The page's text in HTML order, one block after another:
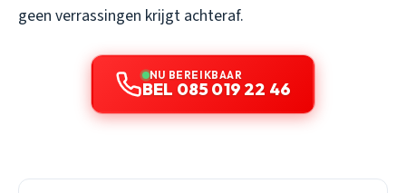
geen verrassingen krijgt achteraf.
NU BEREIKBAAR
BEL 085 019 22 46